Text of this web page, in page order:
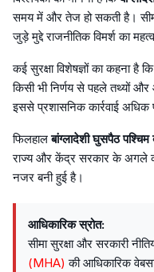
समय में और तेज हो सकती है।
जुड़े मुद्दे राजनीतिक विमर्श का
कई सुरक्षा विशेषज्ञों का कहना है
किसी भी निर्णय से पहले तथ्यों
इससे प्रशासनिक कार्रवाई अधिक
फिलहालबांग्लादेशी घुसपैठ पश्चिम
राज्य और केंद्र सरकार के अगले
नजर बनी हुई है।
आधिकारिक स्रोत:
सीमा सुरक्षा और सरकारी
(MHA)की आधिकारिक